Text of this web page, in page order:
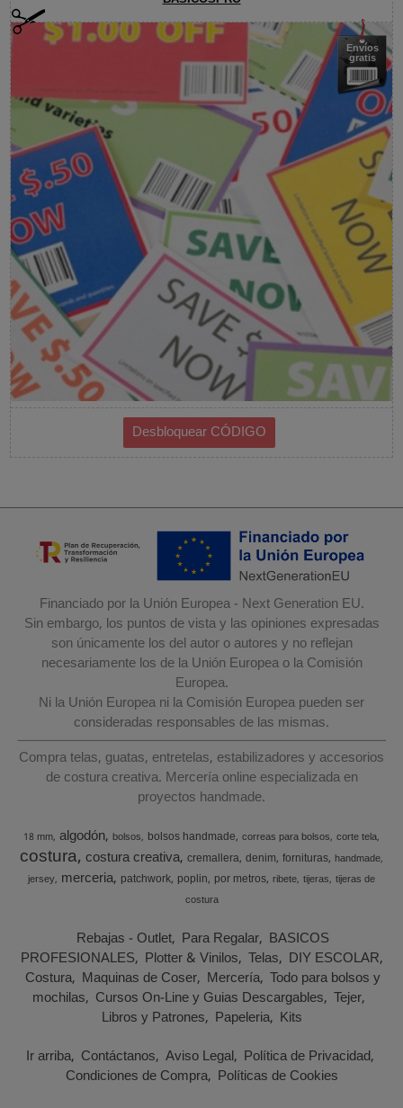
Envíos
gratis
Financiado por la Unión Europea - Next Generation EU.
Sin embargo, los puntos de vista y las opiniones expresadas
son únicamente los del autor o autores y no reflejan
necesariamente los de la Unión Europea o la Comisión
Europea.
Ni la Unión Europea ni la Comisión Europea pueden ser
consideradas responsables de las mismas.
Compra telas, guatas, entretelas, estabilizadores y accesorios
de costura creativa. Mercería online especializada en
proyectos handmade.
18 mm algodón bolsos bolsos handmade correas para bolsos corte tela
costura costura creativa cremallera denim fornituras handmade
jersey merceria patchwork poplin por metros ribete tijeras tijeras de
costura
Rebajas - Outlet Para Regalar BASICOS
PROFESIONALES Plotter & Vinilos Telas DIY ESCOLAR
Costura Maquinas de Coser Mercería Todo para bolsos y
mochilas Cursos On-Line y Guias Descargables Tejer
Libros y Patrones Papeleria Kits
Ir arriba Contáctanos Aviso Legal Política de Privacidad
Condiciones de Compra Políticas de Cookies